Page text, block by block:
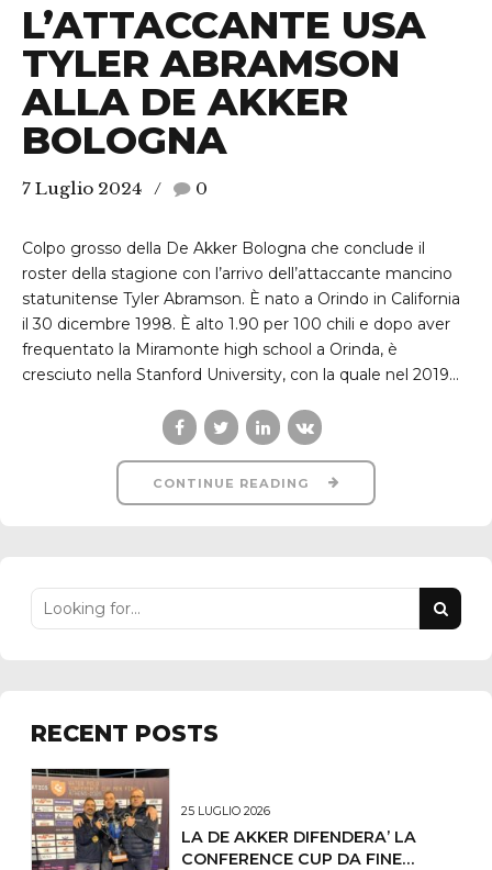
L’ATTACCANTE USA
TYLER ABRAMSON
ALLA DE AKKER
BOLOGNA
7 Luglio 2024 0
Colpo grosso della De Akker Bologna che conclude il
roster della stagione con l’arrivo dell’attaccante mancino
statunitense Tyler Abramson. È nato a Orindo in California
il 30 dicembre 1998. È alto 1.90 per 100 chili e dopo aver
frequentato la Miramonte high school a Orinda, è
cresciuto nella Stanford University, con la quale nel 2019...
CONTINUE READING
RECENT POSTS
25 LUGLIO 2026
LA DE AKKER DIFENDERA’ LA
CONFERENCE CUP DA FINE